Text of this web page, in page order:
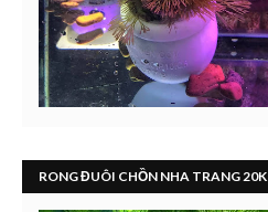
RONG ĐUÔI CHỒN NHA TRANG 20K